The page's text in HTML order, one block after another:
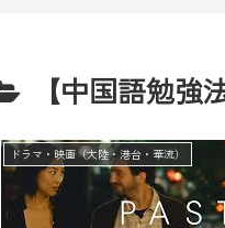
【中国語勉強
ドラマ・映画（大陸・港台・華流）